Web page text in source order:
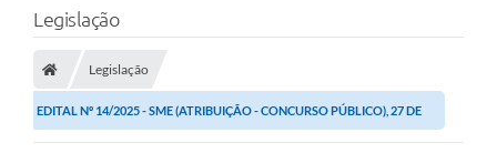
Secretarias
Transparência
Turismo
Legislação
Legislação
EDITAL Nº 14/2025 - SME (ATRIBUIÇÃO - CONCURSO PÚBLICO), 27 DE